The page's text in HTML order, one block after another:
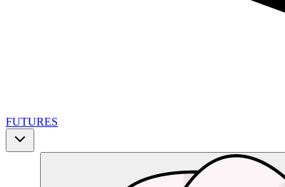
FUTURES